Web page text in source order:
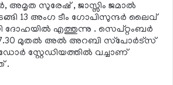
അമൃത സുരേഷ് , ജാസ്സിം ജമാല്‍
13 അംഗ ടീം ഗോപിസുന്ദര്‍ ലൈവ്
ദോഹയില്‍ എത്തുന്നു . സെപ്റ്റംബര്‍
7.30 മുതല്‍ അല്‍ അറബി സ്‌പോര്‍ട്‌സ്
സ്റ്റേഡിയത്തില്‍ വച്ചാണ്
.